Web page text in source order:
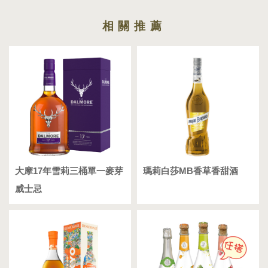
大摩17年雪莉三桶單一麥芽
威士忌
瑪莉白莎MB香草香甜酒